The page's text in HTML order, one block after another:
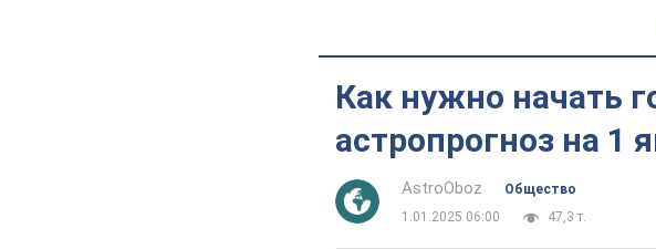
Как нужно начать
астропрогноз на 1
AstroOboz
Общество
1.01.2025 06:00
47,3 т.